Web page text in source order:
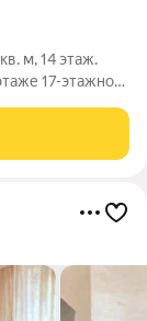
м, 14 этаж.
17-этажного
ремонт в